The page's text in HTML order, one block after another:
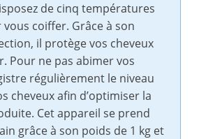
de cinq températures
coiffer. Grâce à son
il protège vos cheveux
Pour ne pas abimer vos
régulièrement le niveau
cheveux afin d’optimiser la
Cet appareil se prend
grâce à son poids de 1 kg et